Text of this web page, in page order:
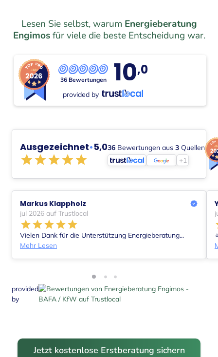
Lesen Sie selbst, warum Energieberatung
Engimosfür viele die beste Entscheidung war.
36 Bewertungen 10,0
provided by
Ausgezeichnet•5,036 Bewertungen aus 3 Quellen
+1
Markus Klappholz
jul 2026 auf Trustlocal
Vielen Dank für die Unterstützung Energieberatung...
Mehr Lesen
provided
by
Jetzt kostenlose Erstberatung sichern